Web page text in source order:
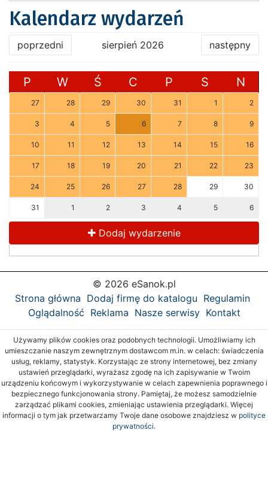
Kalendarz wydarzeń
poprzedni sierpień 2026 następny
P W Ś C P S N
27 28 29 30 31 1 2
3 4 5 6 7 8 9
10 11 12 13 14 15 16
17 18 19 20 21 22 23
24 25 26 27 28 29 30
31 1 2 3 4 5 6
Dodaj wydarzenie
© 2026 eSanok.pl
Strona główna Dodaj firmę do katalogu Regulamin
Oglądalność Reklama Nasze serwisy Kontakt
Używamy plików cookies oraz podobnych technologii. Umożliwiamy ich
umieszczanie naszym zewnętrznym dostawcom m.in. w celach: świadczenia
usług, reklamy, statystyk. Korzystając ze strony internetowej, bez zmiany
ustawień przeglądarki, wyrażasz zgodę na ich zapisywanie w Twoim
urządzeniu końcowym i wykorzystywanie w celach zapewnienia poprawnego i
bezpiecznego funkcjonowania strony. Pamiętaj, że możesz samodzielnie
zarządzać plikami cookies, zmieniając ustawienia przeglądarki. Więcej
informacji o tym jak przetwarzamy Twoje dane osobowe znajdziesz w polityce
prywatności.